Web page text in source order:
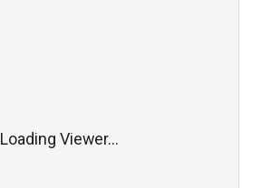
Loading Viewer...